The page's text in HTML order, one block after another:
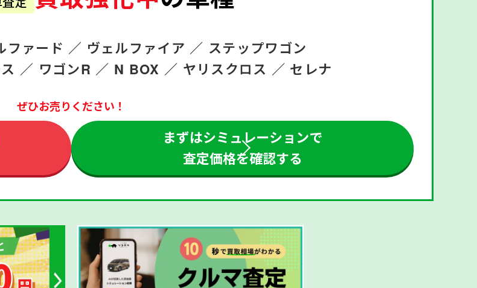
ファード ／ ヴェルファイア ／ ステップワゴン
／ ワゴンR ／ N BOX ／ ヤリスクロス ／ セレナ
ぜひお売りください！
まずはシミュレーションで
査定価格を確認する